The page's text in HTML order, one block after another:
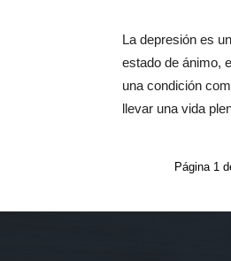
La depresión es
estado de ánimo,
una condición
llevar una vida
Página 1